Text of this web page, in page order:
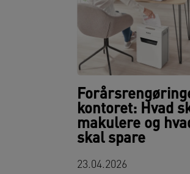
kontoret: Hvad
makulere og
skal spare
23.04.2026